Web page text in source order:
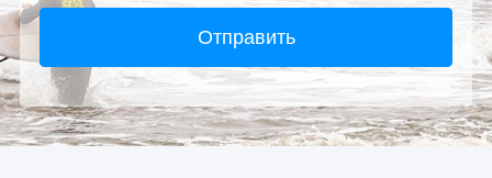
Отправить